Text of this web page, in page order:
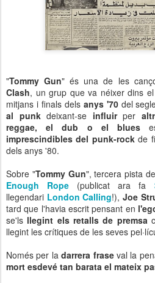
"Tommy Gun" és una de les
Clash, un grup que va néixer dins
mitjans i finals dels anys '70del
al punkdeixant-se influirper
reggae, el dub o el blues
imprescindibles del punk-rockde
dels anys '80.
Sobre "Tommy Gun", tercera pista
Enough Rope (publicat ara fa
llegendari London Calling!), Joe
tard que l'havia escrit pensant en
se'ls llegint els retalls de premsa
llegint les crítiques de les seves
Només per ladarrera fraseval la
mort esdevé tan barata el mateix